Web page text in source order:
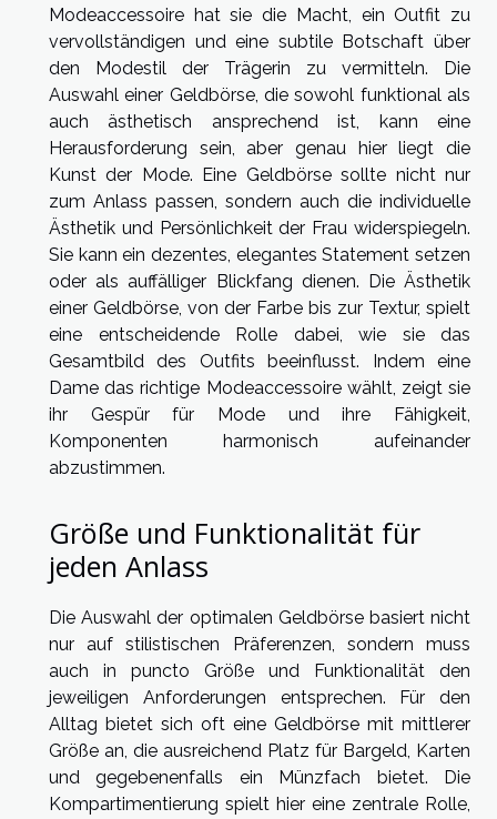
Modeaccessoire hat sie die Macht, ein Outfit zu
vervollständigen und eine subtile Botschaft über
den Modestil der Trägerin zu vermitteln. Die
Auswahl einer Geldbörse, die sowohl funktional als
auch ästhetisch ansprechend ist, kann eine
Herausforderung sein, aber genau hier liegt die
Kunst der Mode. Eine Geldbörse sollte nicht nur
zum Anlass passen, sondern auch die individuelle
Ästhetik und Persönlichkeit der Frau widerspiegeln.
Sie kann ein dezentes, elegantes Statement setzen
oder als auffälliger Blickfang dienen. Die Ästhetik
einer Geldbörse, von der Farbe bis zur Textur, spielt
eine entscheidende Rolle dabei, wie sie das
Gesamtbild des Outfits beeinflusst. Indem eine
Dame das richtige Modeaccessoire wählt, zeigt sie
ihr Gespür für Mode und ihre Fähigkeit,
Komponenten harmonisch aufeinander
abzustimmen.
Größe und Funktionalität für
jeden Anlass
Die Auswahl der optimalen Geldbörse basiert nicht
nur auf stilistischen Präferenzen, sondern muss
auch in puncto Größe und Funktionalität den
jeweiligen Anforderungen entsprechen. Für den
Alltag bietet sich oft eine Geldbörse mit mittlerer
Größe an, die ausreichend Platz für Bargeld, Karten
und gegebenenfalls ein Münzfach bietet. Die
Kompartimentierung spielt hier eine zentrale Rolle,